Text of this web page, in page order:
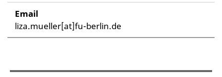
Email
liza.mueller[at]fu-berlin.de